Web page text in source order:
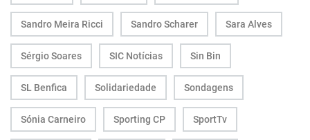
Sandro Meira Ricci Sandro Scharer Sara Alves
Sérgio Soares SIC Notícias Sin Bin
SL Benfica Solidariedade Sondagens
Sónia Carneiro Sporting CP SportTv